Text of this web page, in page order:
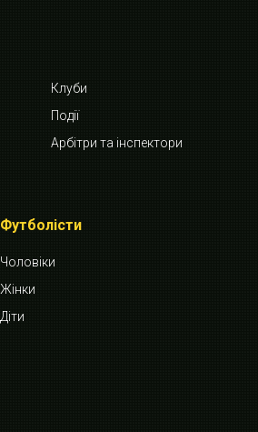
Клуби
Події
Арбітри та інспектори
Футболісти
Чоловіки
Жінки
Діти